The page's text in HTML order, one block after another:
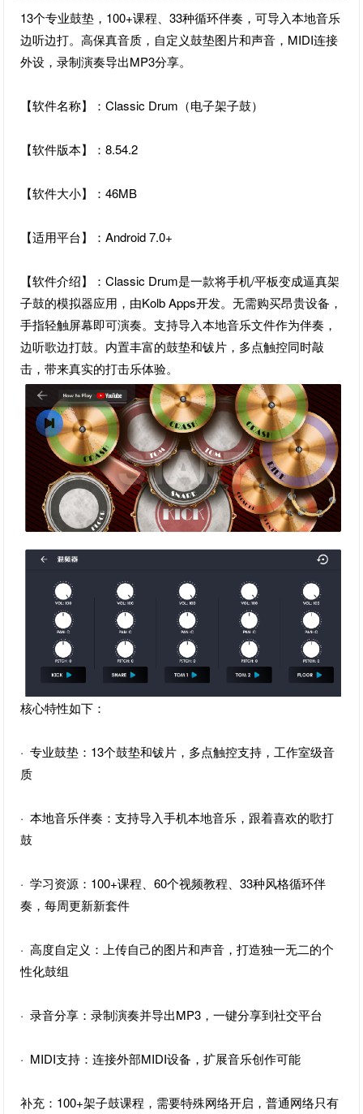
13个专业鼓垫，100+课程、33种循环伴奏，可导入本地音乐
边听边打。高保真音质，自定义鼓垫图片和声音，MIDI连接
外设，录制演奏导出MP3分享。
【软件名称】：Classic Drum（电子架子鼓）
【软件版本】：8.54.2
【软件大小】：46MB
【适用平台】：Android 7.0+
【软件介绍】：Classic Drum是一款将手机/平板变成逼真架
子鼓的模拟器应用，由Kolb Apps开发。无需购买昂贵设备，
手指轻触屏幕即可演奏。支持导入本地音乐文件作为伴奏，
边听歌边打鼓。内置丰富的鼓垫和钹片，多点触控同时敲
击，带来真实的打击乐体验。
核心特性如下：
· 专业鼓垫：13个鼓垫和钹片，多点触控支持，工作室级音
质
· 本地音乐伴奏：支持导入手机本地音乐，跟着喜欢的歌打
鼓
· 学习资源：100+课程、60个视频教程、33种风格循环伴
奏，每周更新新套件
· 高度自定义：上传自己的图片和声音，打造独一无二的个
性化鼓组
· 录音分享：录制演奏并导出MP3，一键分享到社交平台
· MIDI支持：连接外部MIDI设备，扩展音乐创作可能
补充：100+架子鼓课程，需要特殊网络开启，普通网络只有